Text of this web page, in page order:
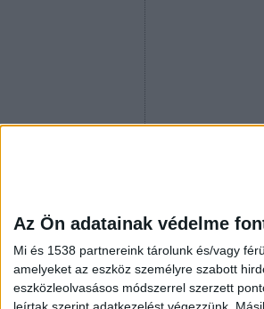
Az Ön adatainak védelme
Mi és 1538 partnereink tárolunk és/vagy
amelyeket az eszköz személyre szabott
eszközleolvasásos módszerrel szerzett